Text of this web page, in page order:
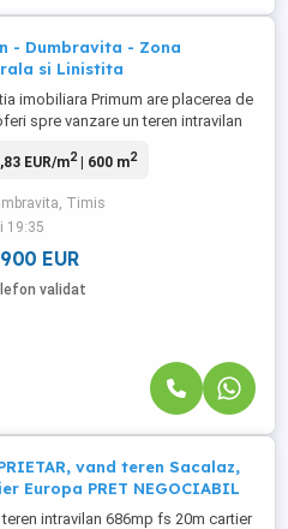
- Dumbravita - Zona
si Linistita
imobiliara Primum are placerea de
spre vanzare un teren intravilan
aproape de toate punctele de
Regim Inaltime: S + P + 1E + M
gaz, curen, canal, apa + str.
Pentru ...
EUR/m2| 600 m2
Timis
19:35
EUR
validat
vand teren Sacalaz,
Europa PRET NEGOCIABIL
intravilan 686mp fs 20m cartier